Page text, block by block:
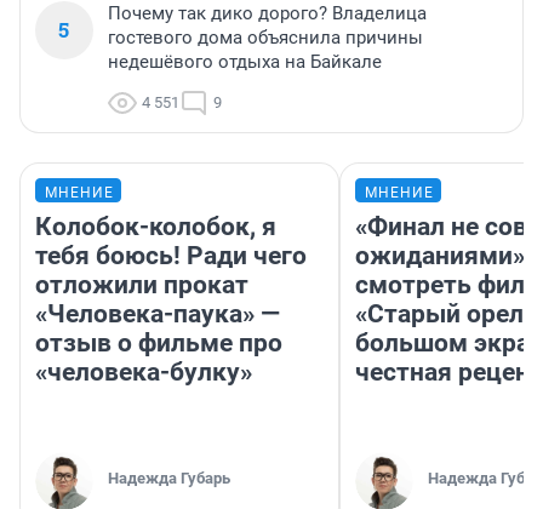
5
Почему так дико дорого? Владелица
гостевого дома объяснила причины
недешёвого отдыха на Байкале
4 551 9
МНЕНИЕ
Колобок-колобок, я
тебя боюсь! Ради чего
отложили прокат
«Человека-паука» —
отзыв о фильме про
«человека-булку»
Надежда Губарь
МНЕНИЕ
«Финал не
ожиданиями»:
смотреть
«Старый орел»
большом
честная
Надежда